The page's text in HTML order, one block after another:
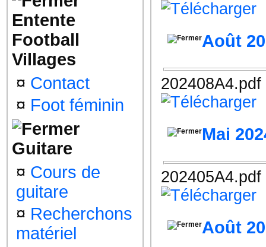
Entente
Football
Villages
¤ Contact
¤ Foot féminin
Guitare
¤ Cours de
guitare
¤ Recherchons
matériel
Août
202408A4.pdf
Mai
202405A4.pdf
Août